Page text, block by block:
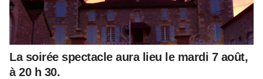
La soirée spectacle aura lieu le mardi 7 août,
à 20 h 30.